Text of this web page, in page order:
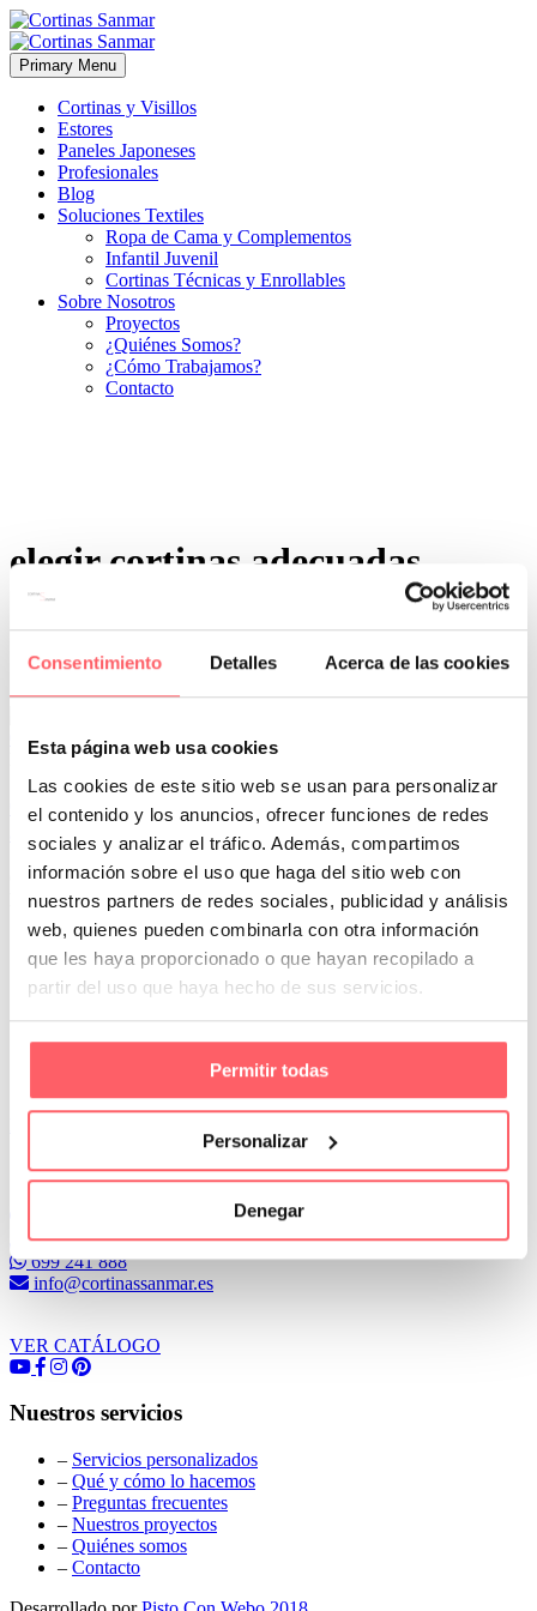
Consentimiento Detalles Acerca de las cookies
Esta página web usa cookies
Las cookies de este sitio web se usan para personalizar
el contenido y los anuncios, ofrecer funciones de redes
sociales y analizar el tráfico. Además, compartimos
información sobre el uso que haga del sitio web con
nuestros partners de redes sociales, publicidad y análisis
web, quienes pueden combinarla con otra información
que les haya proporcionado o que hayan recopilado a
partir del uso que haya hecho de sus servicios.
Permitir todas
Personalizar
Denegar
Primary Menu
Cortinas y Visillos
Estores
Paneles Japoneses
Profesionales
Blog
Soluciones Textiles
Ropa de Cama y Complementos
Infantil Juvenil
Cortinas Técnicas y Enrollables
Sobre Nosotros
Proyectos
¿Quiénes Somos?
¿Cómo Trabajamos?
Contacto
elegir cortinas adecuadas
0
Por San Mar Trucos y consejos
09 Ago:Guía completa para elegir cortinas y visillos
a medida para cada habitación
Guía completa para elegir cortinas y visillos a medida para cada
habitación Seleccionar las cortinas y visillos correctos para cada…
Conoce Cortinas Sanmar
c/ Madrid nº 87 Local 1 y 5 28970 Madrid
91 498 08 97
699 241 888
info@cortinassanmar.es
VER CATÁLOGO
Nuestros servicios
– Servicios personalizados
– Qué y cómo lo hacemos
– Preguntas frecuentes
– Nuestros proyectos
– Quiénes somos
– Contacto